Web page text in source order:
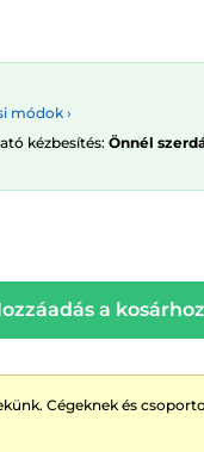
módok ›
kézbesítés: Önnél
a kosárhoz
Cégeknek és